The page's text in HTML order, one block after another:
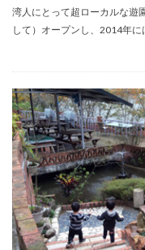
湾人にとって超ローカルな遊
して）オープンし、2014年に